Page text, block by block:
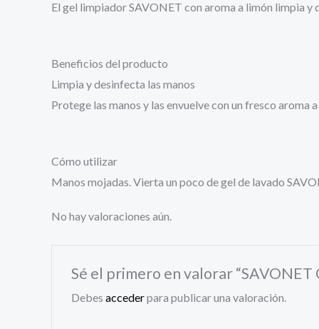
El gel limpiador SAVONET con aroma a limón limpia y
Beneficios del producto
Limpia y desinfecta las manos
Protege las manos y las envuelve con un fresco aroma
Cómo utilizar
Manos mojadas. Vierta un poco de gel de lavado
No hay valoraciones aún.
Sé el primero en valorar “SAVONET
Debes accederpara publicar una valoración.